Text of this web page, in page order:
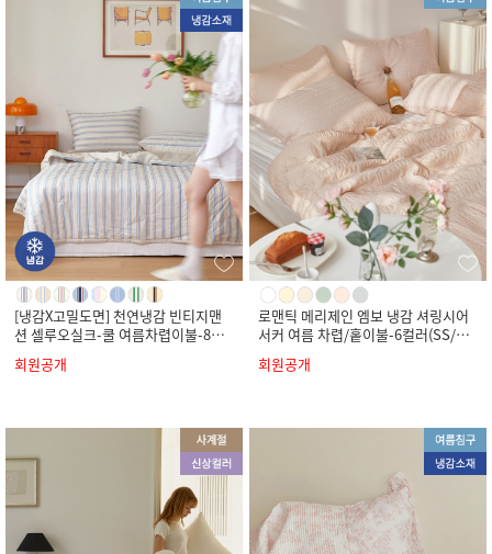
[냉감X고밀도면] 천연냉감 빈티지맨
션 셀루오실크-쿨 여름차렵이불-8컬
러(SS/Q/K)
회원공개
로맨틱 메리제인 엠보 냉감 셔링시어
서커 여름 차렵/홑이불-6컬러(SS/Q/
K)
회원공개